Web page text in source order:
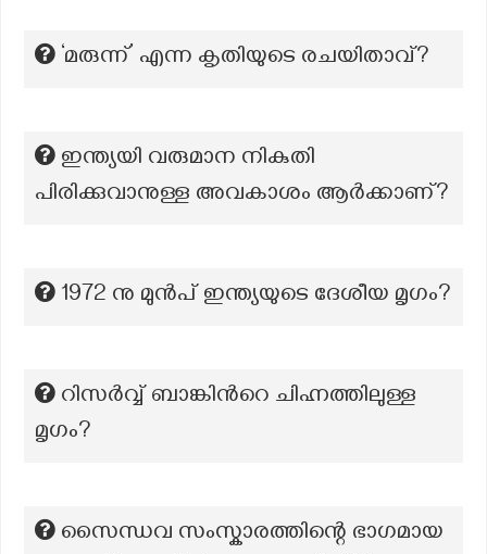
‘മരുന്ന്’ എന്ന കൃതിയുടെ രചയിതാവ്?
ഇന്ത്യയി വരുമാന നികുതി
പിരിക്കുവാനുള്ള അവകാശം ആർക്കാണ്?
1972 നു മുൻപ് ഇന്ത്യയുടെ ദേശീയ മൃഗം?
റിസർവ്വ് ബാങ്കിന്‍റെ ചിഹ്നത്തിലുള്ള
മൃഗം?
സൈന്ധവ സംസ്കാരത്തിന്റെ ഭാഗമായ